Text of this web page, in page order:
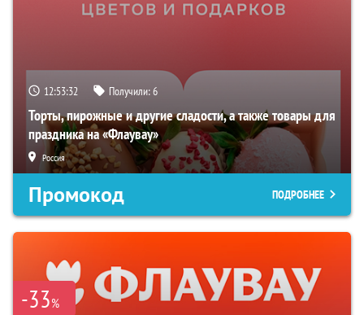
12:53:31 Получили:6
Торты, пирожные и другие сладости, а также товары для
праздника на «Флаувау»
Россия
Промокод ПОДРОБНЕЕ
-33%